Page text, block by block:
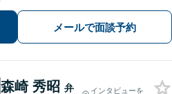
します。交渉によるスピーディーな債
権回収を実現「財産隠しには仮差押・
仮処分を」【新宿西口駅1分】
メールで面談予約
森崎 秀昭 弁
インタビューを